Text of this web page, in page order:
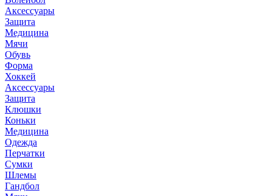
Аксессуары
Защита
Медицина
Мячи
Обувь
Форма
Хоккей
Аксессуары
Защита
Клюшки
Коньки
Медицина
Одежда
Перчатки
Сумки
Шлемы
Гандбол